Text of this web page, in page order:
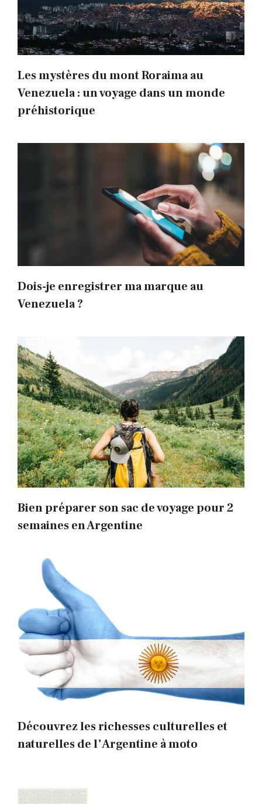
Les mystères du mont Roraima au
Venezuela : un voyage dans un monde
préhistorique
Dois-je enregistrer ma marque au
Venezuela ?
Bien préparer son sac de voyage pour 2
semaines en Argentine
Découvrez les richesses culturelles et
naturelles de l’Argentine à moto